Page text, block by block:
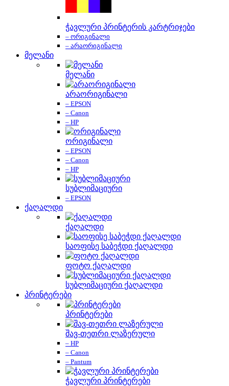
ჭავლური პრინტერის კარტრიჯები
– ორიგინალი
– არაორიგინალი
მელანი
მელანი
არაორიგინალი
– EPSON
– Canon
– HP
ორიგინალი
– EPSON
– Canon
– HP
სუბლიმაციური
– EPSON
ქაღალდი
ქაღალდი
საოფისე საბეჭდი ქაღალდი
ფოტო ქაღალდი
სუბლიმაციური ქაღალდი
პრინტერები
პრინტერები
შავ-თეთრი ლაზერული
– HP
– Canon
– Pantum
ჭავლური პრინტერები